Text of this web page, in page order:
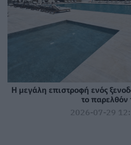
Η μεγάλη επιστροφή ενός
το παρελθόν
2026-07-29